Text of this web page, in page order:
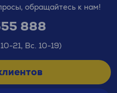
обращайтесь к нам!
888
21, Вс. 10-19)